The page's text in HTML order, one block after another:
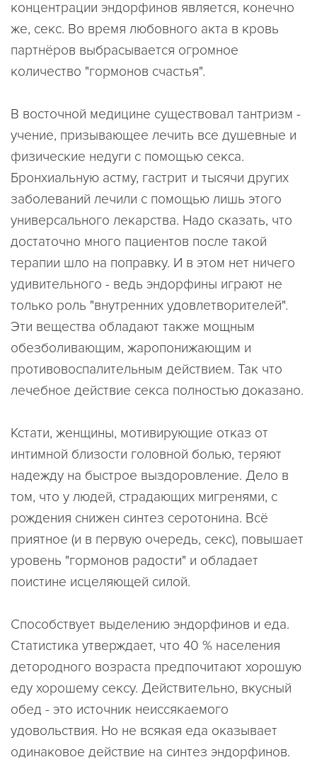
концентрации эндорфинов является, конечно
же, секс. Во время любовного акта в кровь
партнёров выбрасывается огромное
количество "гормонов счастья".
В восточной медицине существовал тантризм -
учение, призывающее лечить все душевные и
физические недуги с помощью секса.
Бронхиальную астму, гастрит и тысячи других
заболеваний лечили с помощью лишь этого
универсального лекарства. Надо сказать, что
достаточно много пациентов после такой
терапии шло на поправку. И в этом нет ничего
удивительного - ведь эндорфины играют не
только роль "внутренних удовлетворителей".
Эти вещества обладают также мощным
обезболивающим, жаропонижающим и
противовоспалительным действием. Так что
лечебное действие секса полностью доказано.
Кстати, женщины, мотивирующие отказ от
интимной близости головной болью, теряют
надежду на быстрое выздоровление. Дело в
том, что у людей, страдающих мигренями, с
рождения снижен синтез серотонина. Всё
приятное (и в первую очередь, секс), повышает
уровень "гормонов радости" и обладает
поистине исцеляющей силой.
Способствует выделению эндорфинов и еда.
Статистика утверждает, что 40 % населения
детородного возраста предпочитают хорошую
еду хорошему сексу. Действительно, вкусный
обед - это источник неиссякаемого
удовольствия. Но не всякая еда оказывает
одинаковое действие на синтез эндорфинов.